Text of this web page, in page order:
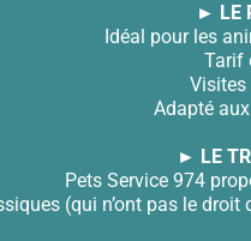
► LE
Idéal pour les
Tarif
Visites
Adapté
► LE
Pets Service 974
(qui n’ont pas le